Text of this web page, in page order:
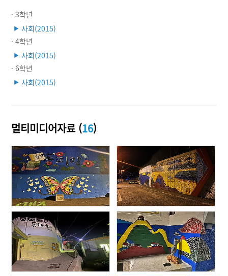
· 3학년
▶ 사회(2015)
· 4학년
▶ 사회(2015)
· 6학년
▶ 사회(2015)
멀티미디어자료 (16)